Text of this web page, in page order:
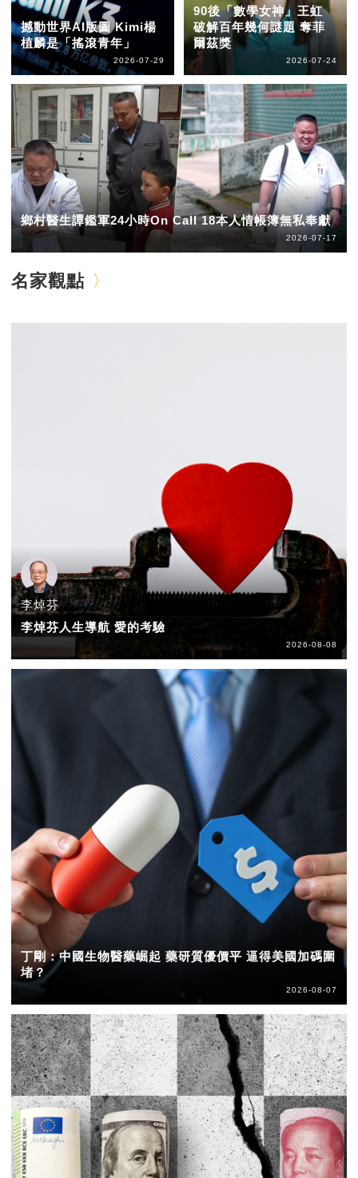
撼動世界AI版圖 Kimi楊
植麟是「搖滾青年」
2026-07-29
90後「數學女神」王虹
破解百年幾何謎題 奪菲
爾茲獎
2026-07-24
鄉村醫生譚鑑軍24小時On Call 18本人情帳簿無私奉獻
2026-07-17
名家觀點
李焯芬
李焯芬人生導航 愛的考驗
2026-08-08
丁剛：中國生物醫藥崛起 藥研質優價平 逼得美國加碼圍
堵？
2026-08-07